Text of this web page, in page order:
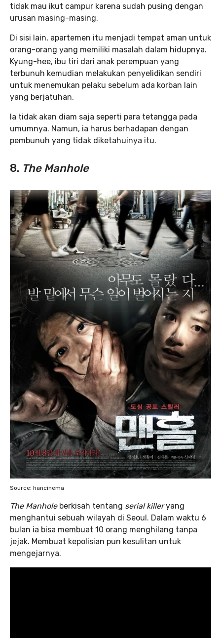
tidak mau ikut campur karena sudah pusing dengan
urusan masing-masing.
Di sisi lain, apartemen itu menjadi tempat aman untuk
orang-orang yang memiliki masalah dalam hidupnya.
Kyung-hee, ibu tiri dari anak perempuan yang
terbunuh kemudian melakukan penyelidikan sendiri
untuk menemukan pelaku sebelum ada korban lain
yang berjatuhan.
Ia tidak akan diam saja seperti para tetangga pada
umumnya. Namun, ia harus berhadapan dengan
pembunuh yang tidak diketahuinya itu.
8. The Manhole
Source: hancinema
The Manhole berkisah tentang serial killeryang
menghantui sebuah wilayah di Seoul. Dalam waktu 6
bulan ia bisa membuat 10 orang menghilang tanpa
jejak. Membuat kepolisian pun kesulitan untuk
mengejarnya.